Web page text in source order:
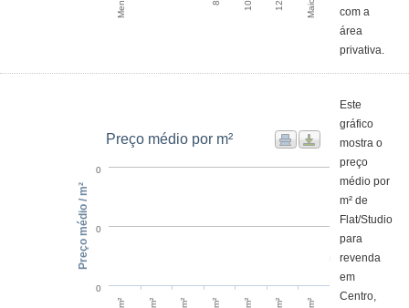
com a
área
privativa.
Preço médio por m²
0
0
0
Preço médio / m²
Este
gráfico
mostra o
preço
médio por
m² de
Flat/Studio
para
revenda
em
Centro,